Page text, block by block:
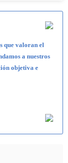
que valoran el
a nuestros
objetiva e